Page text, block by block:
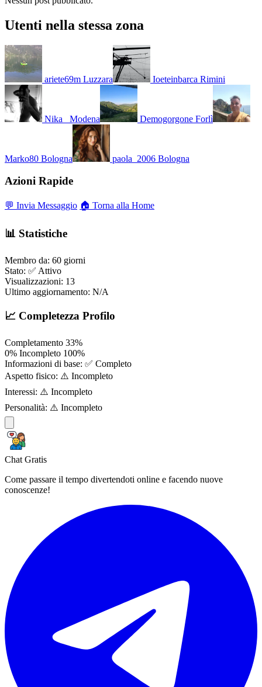
Utenti nella stessa zona
ariete69m Luzzara Ioeteinbarca Rimini
Nika_ Modena Demogorgone Forlì
Marko80 Bologna paola_2006 Bologna
Azioni Rapide
💬 Invia Messaggio 🏠 Torna alla Home
📊 Statistiche
Membro da: 60 giorni
Stato: ✅ Attivo
Visualizzazioni: 13
Ultimo aggiornamento: N/A
📈 Completezza Profilo
Completamento 33%
0% Incompleto 100%
Informazioni di base: ✅ Completo
Aspetto fisico: ⚠️ Incompleto
Interessi: ⚠️ Incompleto
Personalità: ⚠️ Incompleto
Chat Gratis
Come passare il tempo divertendoti online e facendo nuove
conoscenze!